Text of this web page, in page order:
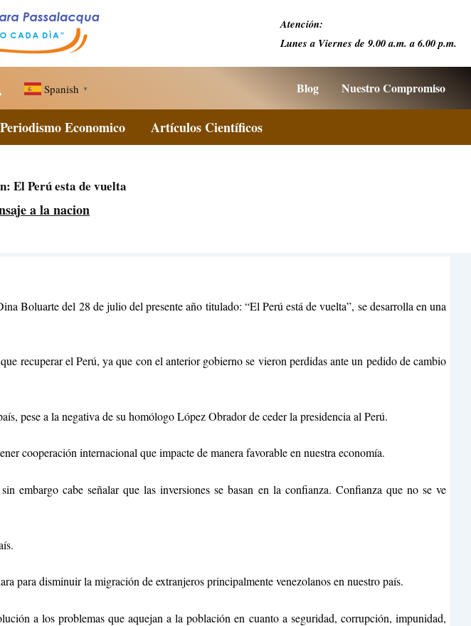
Atención:
Lunes a Viernes de 9.00 a.m. a 6.00 p.m.
Spanish ▼ Blog Nuestro Compromiso
Periodismo Economico Artículos Científicos
El Perú esta de vuelta
a la nacion
Boluarte del 28 de julio del presente año titulado: “El Perú está de vuelta”, se desarrolla en una
recuperar el Perú, ya que con el anterior gobierno se vieron perdidas ante un pedido de cambio
pese a la negativa de su homólogo López Obrador de ceder la presidencia al Perú.
cooperación internacional que impacte de manera favorable en nuestra economía.
embargo cabe señalar que las inversiones se basan en la confianza. Confianza que no se ve
para disminuir la migración de extranjeros principalmente venezolanos en nuestro país.
a los problemas que aquejan a la población en cuanto a seguridad, corrupción, impunidad,